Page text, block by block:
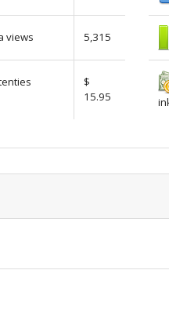
views 5,315
$
15.95